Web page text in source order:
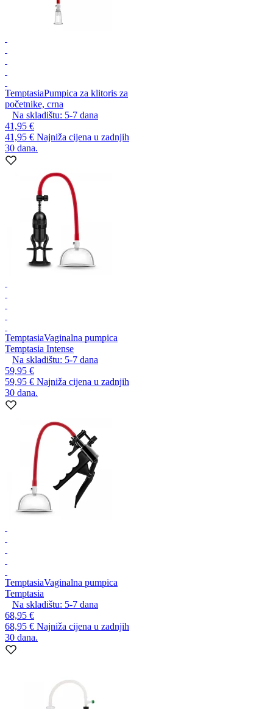
TemptasiaPumpica za klitoris za
početnike, crna
Na skladištu: 5-7 dana
41,95 €
41,95 € Najniža cijena u zadnjih
30 dana.
TemptasiaVaginalna pumpica
Temptasia Intense
Na skladištu: 5-7 dana
59,95 €
59,95 € Najniža cijena u zadnjih
30 dana.
TemptasiaVaginalna pumpica
Temptasia
Na skladištu: 5-7 dana
68,95 €
68,95 € Najniža cijena u zadnjih
30 dana.